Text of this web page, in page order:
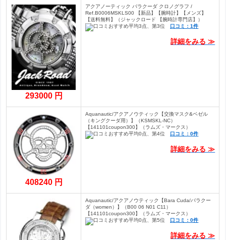
293000 円
アクアノーティック バラクーダ クロノグラフ /
Ref.B0006MSKLS00 【新品】【腕時計】【メンズ】
【送料無料】（ジャックロード 【腕時計専門店】）
口コミ：1件
詳細をみる ≫
408240 円
Aquanautic/アクアノウティック【交換マスク&ベゼル
（キングクーダ用）】（KSMSKL-NC）
【141101coupon300】（ラムズ・マークス）
口コミ：0件
詳細をみる ≫
Aquanautic/アクアノウティック【Bara Cuda/バラクー
ダ（women）】（B00 06 N01 C11）
【141101coupon300】（ラムズ・マークス）
口コミ：0件
詳細をみる ≫